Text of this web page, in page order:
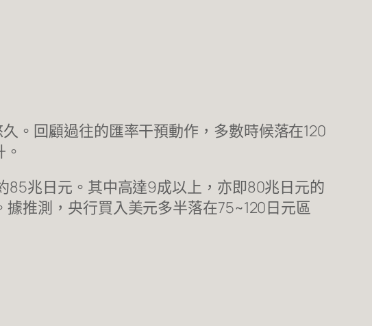
。回顧過往的匯率干預動作，多數時候落在120
85兆日元。其中高達9成以上，亦即80兆日元的
推測，央行買入美元多半落在75~120日元區